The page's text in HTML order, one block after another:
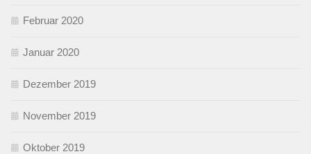
Februar 2020
Januar 2020
Dezember 2019
November 2019
Oktober 2019